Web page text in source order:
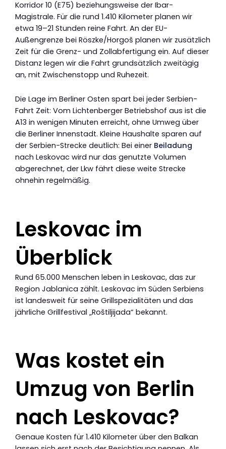
Korridor 10 (E75) beziehungsweise der Ibar-
Magistrale. Für die rund 1.410 Kilometer planen wir
etwa 19–21 Stunden reine Fahrt. An der EU-
Außengrenze bei Röszke/Horgoš planen wir zusätzlich
Zeit für die Grenz- und Zollabfertigung ein. Auf dieser
Distanz legen wir die Fahrt grundsätzlich zweitägig
an, mit Zwischenstopp und Ruhezeit.
Die Lage im Berliner Osten spart bei jeder Serbien-
Fahrt Zeit: Vom Lichtenberger Betriebshof aus ist die
A13 in wenigen Minuten erreicht, ohne Umweg über
die Berliner Innenstadt. Kleine Haushalte sparen auf
der Serbien-Strecke deutlich: Bei einer Beiladung
nach Leskovac wird nur das genutzte Volumen
abgerechnet, der Lkw fährt diese weite Strecke
ohnehin regelmäßig.
Leskovac im
Überblick
Rund 65.000 Menschen leben in Leskovac, das zur
Region Jablanica zählt. Leskovac im Süden Serbiens
ist landesweit für seine Grillspezialitäten und das
jährliche Grillfestival „Roštiljijada“ bekannt.
Was kostet ein
Umzug von Berlin
nach Leskovac?
Genaue Kosten für 1.410 Kilometer über den Balkan